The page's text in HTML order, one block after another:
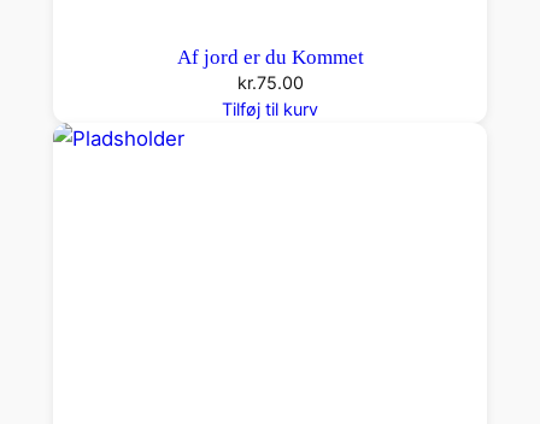
Af jord er du Kommet
kr.75.00
Tilføj til kurv